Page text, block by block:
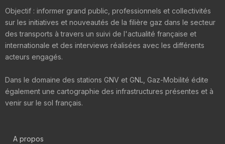
Objectif : informer grand public, professionnels et collectivités
sur les initiatives et nouveautés de la filière gaz dans le secteur
des transports à travers un suivi de l'actualité française et
internationale et des interviews réalisées avec les différents
acteurs engagés.
Dans le domaine des stations GNV et GNL, Gaz-Mobilité édite
également une cartographie des infrastructures présentes et à
venir sur le sol français.
A propos